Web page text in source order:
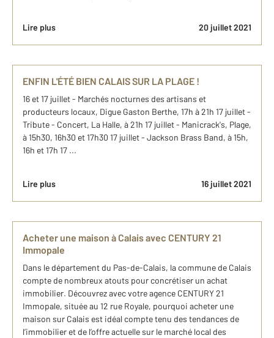
Lire plus 20 juillet 2021
ENFIN L'ÉTÉ BIEN CALAIS SUR LA PLAGE !
16 et 17 juillet - Marchés nocturnes des artisans et
producteurs locaux, Digue Gaston Berthe, 17h à 21h 17 juillet -
Tribute - Concert, La Halle, à 21h 17 juillet - Manicrack's, Plage,
à 15h30, 16h30 et 17h30 17 juillet - Jackson Brass Band, à 15h,
16h et 17h 17 ...
Lire plus 16 juillet 2021
Acheter une maison à Calais avec CENTURY 21
Immopale
Dans le département du Pas-de-Calais, la commune de Calais
compte de nombreux atouts pour concrétiser un achat
immobilier. Découvrez avec votre agence CENTURY 21
Immopale, située au 12 rue Royale, pourquoi acheter une
maison sur Calais est idéal compte tenu des tendances de
l’immobilier et de l’offre actuelle sur le marché local des